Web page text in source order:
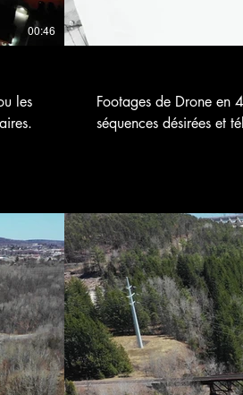
00:46
les
Footages de Drone
séquences désirées et